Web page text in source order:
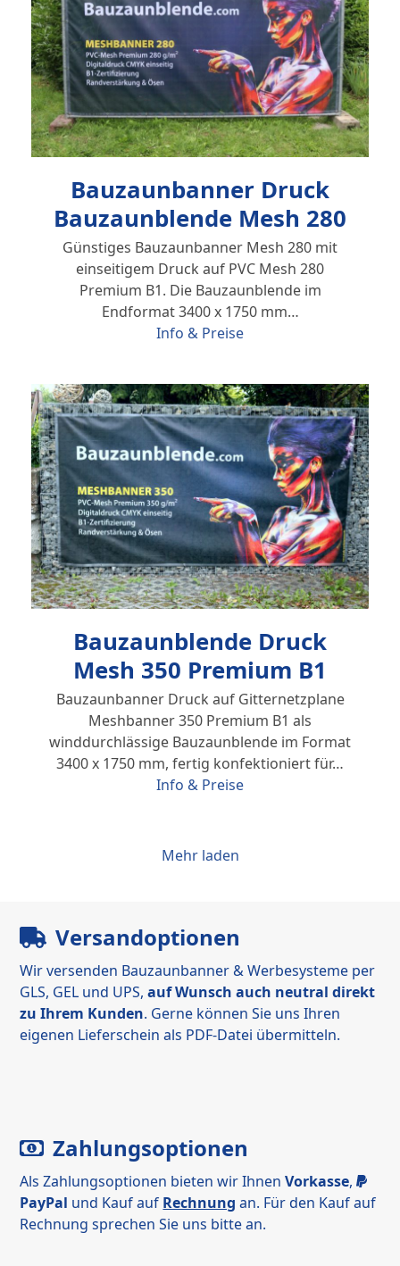
Bauzaunbanner Druck
Bauzaunblende Mesh 280
Günstiges Bauzaunbanner Mesh 280 mit
einseitigem Druck auf PVC Mesh 280
Premium B1. Die Bauzaunblende im
Endformat 3400 x 1750 mm…
Info & Preise
Bauzaunblende Druck
Mesh 350 Premium B1
Bauzaunbanner Druck auf Gitternetzplane
Meshbanner 350 Premium B1 als
winddurchlässige Bauzaunblende im Format
3400 x 1750 mm, fertig konfektioniert für…
Info & Preise
Mehr laden
Versandoptionen
Wir versenden Bauzaunbanner & Werbesysteme per
GLS, GEL und UPS,auf Wunsch auch neutral direkt
zu Ihrem Kunden. Gerne können Sie uns Ihren
eigenen Lieferschein als PDF-Datei übermitteln.
Zahlungsoptionen
Als Zahlungsoptionen bieten wir IhnenVorkasse,
PayPal und Kauf auf Rechnung an. Für den Kauf auf
Rechnung sprechen Sie uns bitte an.